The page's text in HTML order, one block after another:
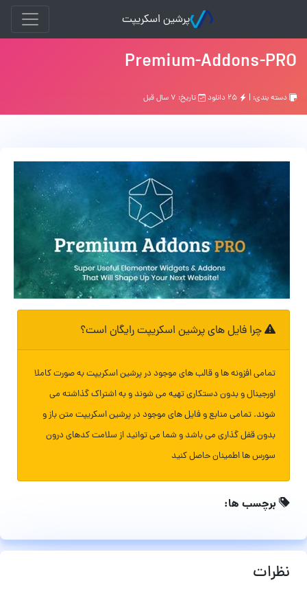
پرشین اسکریپت
Premium-Addons-PRO
دسته بندی: | تاریخ: ۷ سال قبل
چرا فایل های پرشین اسکریپت رایگان است؟
تمامی افزونه ها و قالب های موجود در پرشین اسکریپت به صورت کاملا
اورجینال و بدون دستکاری تهیه می شوند و به اشتراک گذاشته می
شوند. تمامی منابع و فایل های موجود در پرشین اسکریپت متن باز و
بدون قفل گذاری می باشد و شما می توانید از سلامت کدهای درون
سورس ها اطمینان حاصل کنید
برچسب ها:
نظرات